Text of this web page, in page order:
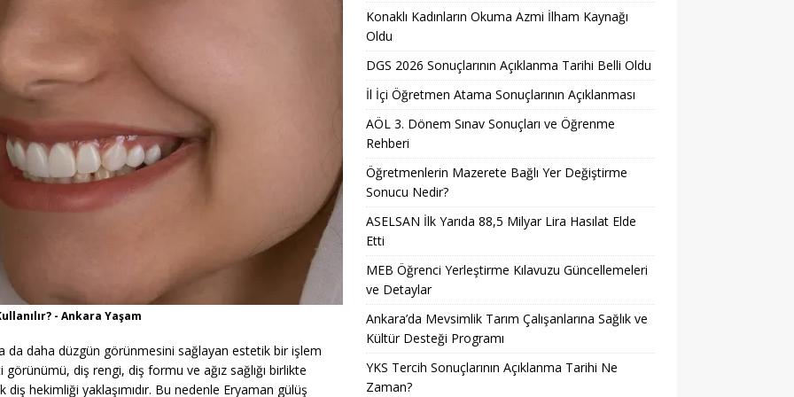
Yerleştirme Kılavuzu Güncellemeleri ve Detaylar
Mevsimlik Tarım Çalışanlarına Sağlık ve Kültür Desteği Programı
Sonuçlarının Açıklanma Tarihi Ne Zaman?
İstasyonu Yakında Geçici Yaya Düzenlemesi Olarak
2 Sınavı Ne Zaman ve Saat Kaçta Gerçekleştirilecek?
EĞITIM
Arsa Ofisi ile Kırklareli Satılık Arsa ve Edirne Satılık Arsa Yatırım
Üniversite Kayıt Tarihleri ve Detayları
EĞITIM
- Ankara Yaşam
da daha düzgün görünmesini sağlayan estetik bir işlem
diş rengi, diş formu ve ağız sağlığı birlikte
hekimliği yaklaşımıdır. Bu nedenle Eryaman gülüş
Konaklı Kadınların Okuma Azmi İlham Kaynağı
Oldu
DGS 2026 Sonuçlarının Açıklanma Tarihi Belli Oldu
İl İçi Öğretmen Atama Sonuçlarının Açıklanması
AÖL 3. Dönem Sınav Sonuçları ve Öğrenme
Rehberi
Öğretmenlerin Mazerete Bağlı Yer Değiştirme
Sonucu Nedir?
ASELSAN İlk Yarıda 88,5 Milyar Lira Hasılat Elde
Etti
MEB Öğrenci Yerleştirme Kılavuzu Güncellemeleri
ve Detaylar
Ankara’da Mevsimlik Tarım Çalışanlarına Sağlık ve
Kültür Desteği Programı
YKS Tercih Sonuçlarının Açıklanma Tarihi Ne
Zaman?